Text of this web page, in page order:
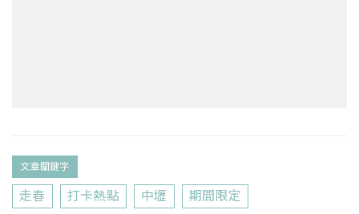
文章關鍵字
走春 打卡熱點 中壢 期間限定